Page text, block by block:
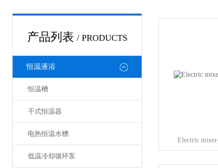
产品列表 / PRODUCTS
恒温液浴
恒温槽
干式恒温器
电热恒温水槽
低温冷却循环泵
Electric